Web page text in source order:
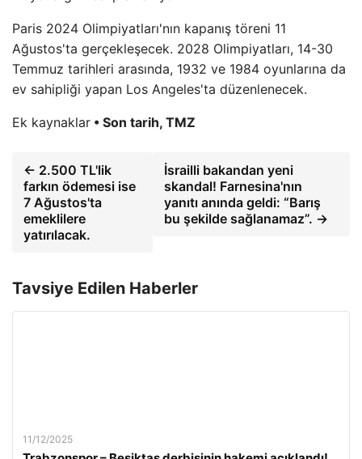
Paris 2024 Olimpiyatları'nın kapanış töreni 11
Ağustos'ta gerçekleşecek. 2028 Olimpiyatları, 14-30
Temmuz tarihleri ​​arasında, 1932 ve 1984 oyunlarına da
ev sahipliği yapan Los Angeles'ta düzenlenecek.
Ek kaynaklar • Son tarih, TMZ
← 2.500 TL'lik
farkın ödemesi ise
7 Ağustos'ta
emeklilere
yatırılacak.
İsrailli bakandan yeni
skandal! Farnesina'nın
yanıtı anında geldi: “Barış
bu şekilde sağlanamaz”. →
Tavsiye Edilen Haberler
11/12/2025